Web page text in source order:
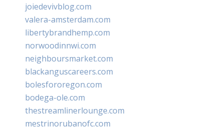
joiedevivblog.com
valera-amsterdam.com
libertybrandhemp.com
norwoodinnwi.com
neighboursmarket.com
blackanguscareers.com
bolesfororegon.com
bodega-ole.com
thestreamlinerlounge.com
mestrinorubanofc.com